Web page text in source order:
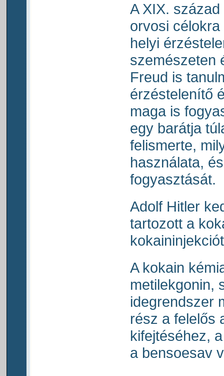
A XIX.
orvosi
helyi
szemészeten
Freud is
érzéstelenítő
maga is
egy barátja
felismerte,
használata,
fogyasztását.
Adolf Hitler
tartozott a
A kokain
metilekgonin,
idegrendszer
rész a felelős
kifejtéséhez,
a bensoesav